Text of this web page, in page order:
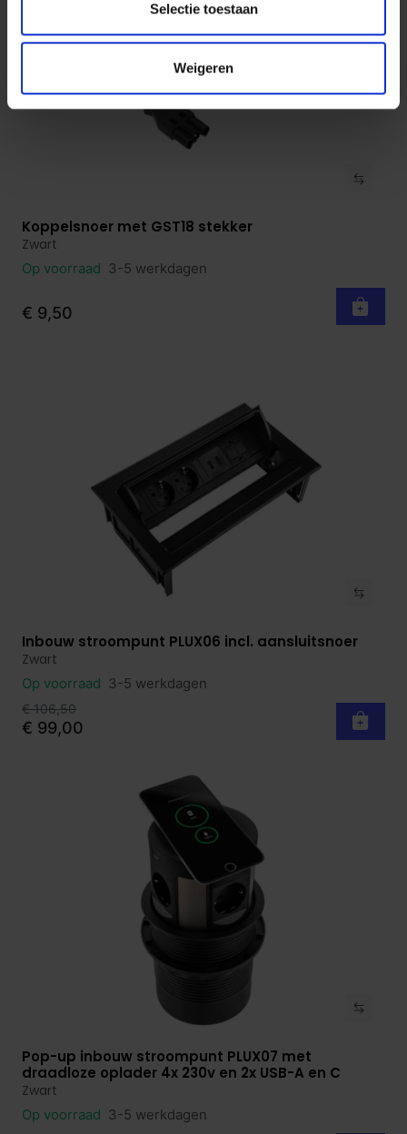
Selectie toestaan
Weigeren
Bekijk product
Koppelsnoer met GST18 stekker
Zwart
Op voorraad 3-5 werkdagen
€ 9,50
Bekijk product
Inbouw stroompunt PLUX06 incl. aansluitsnoer
Zwart
Op voorraad 3-5 werkdagen
€ 106,50
€ 99,00
Bekijk product
Pop-up inbouw stroompunt PLUX07 met
draadloze oplader 4x 230v en 2x USB-A en C
Zwart
Op voorraad 3-5 werkdagen